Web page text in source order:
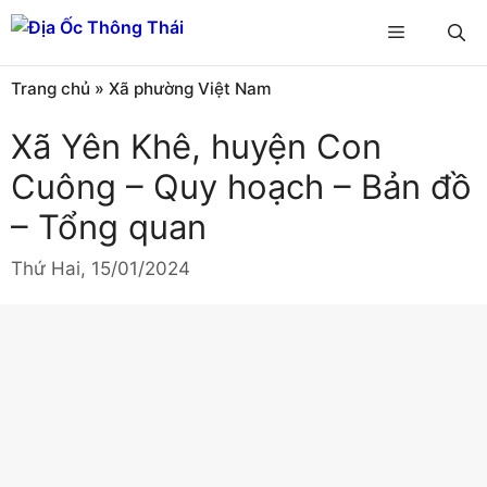
Chuyển
đến
nội
dung
Menu
Trang chủ » Xã phường Việt Nam
Xã Yên Khê, huyện Con
Cuông – Quy hoạch – Bản đồ
– Tổng quan
Thứ Hai, 15/01/2024